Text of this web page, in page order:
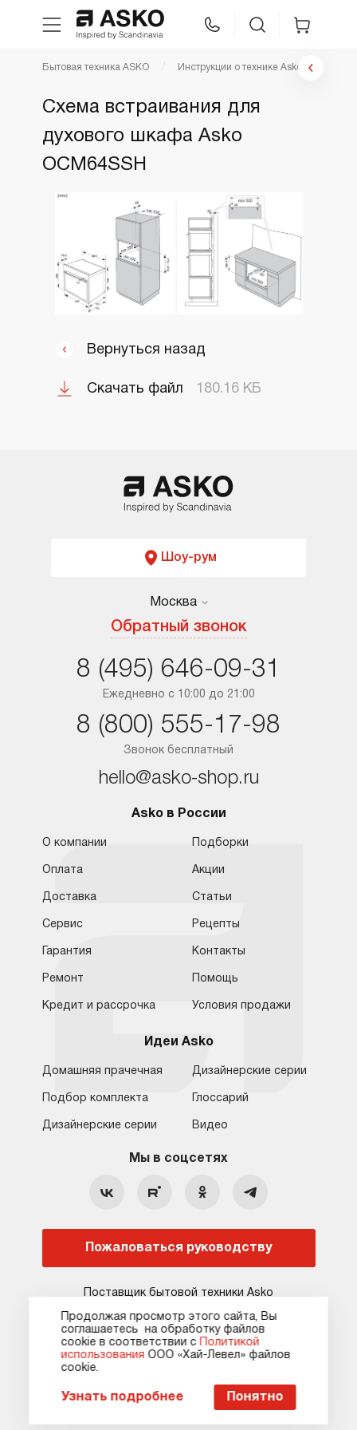
Техника для кухни
Asko Professional
Аксессуары
Москва
Москва
Краснодар
8 (800) 555-17-98 8 (495) 646-09-31
hello@asko-shop.ru
О компании Ремонт
Статьи и акции
Сервисные центры Кредит и рассрочка
Гарантия Карта сайта
Пожаловаться руководству
Бытовая техника ASKO Инструкции о технике Asko
Схема встраивания для
духового шкафа Asko
OCM64SSH
Вернуться назад
Скачать файл 180.16 КБ
Шоу-рум
Москва
Обратный звонок
Москва
Ростов-на-Дону
Ежедневно с 10:00 до 21:00
8 (495) 646-09-31
Звонок бесплатный
8 (800) 555-17-98
hello@asko-shop.ru
Asko в России
О компании
Оплата
Доставка
Сервис
Гарантия
Ремонт
Кредит и рассрочка
Подборки
Акции
Статьи
Рецепты
Контакты
Помощь
Условия продажи
Идеи Asko
Домашняя прачечная
Подбор комплекта
Дизайнерские серии
Дизайнерские серии
Глоссарий
Видео
Мы в соцсетях
Пожаловаться руководству
Поставщик бытовой техники Asko
© 2010-2026 Официальный сайт asko-shop.ru
Политика конфиденциальности
Продолжая просмотр этого сайта, Вы
соглашаетесь на обработку файлов
сооkie в соответствии с
Политикой
использования ООО «Хай-Левел» файлов
сооkіе.
Узнать подробнее Понятно